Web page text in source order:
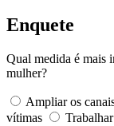
Enquete
Qual medida é mais
mulher?
Ampliar os
vítimas